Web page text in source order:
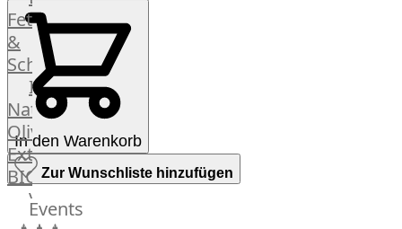
Fett
&
Schmalz
ItalianBar
Natives
Olivenöl
Extra
BIO
Veggie
Hardware
Events
In den Warenkorb
Zur Wunschliste hinzufügen